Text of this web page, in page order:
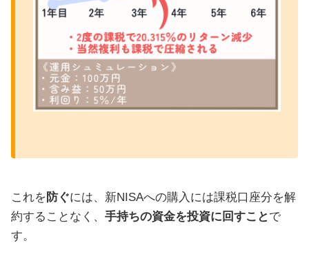
これを 防ぐには、新NISAへの購入には課税口座分を解
約することなく、 手持ちの資金を投資に回すこと で
す。